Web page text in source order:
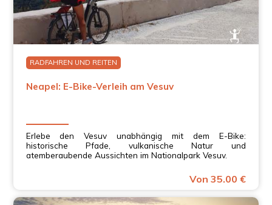
for a group of friends!
Dery C.
The e-bikes made the climb enjoyable and accessible,
allowing us to take in the scenery without too much
effort. Reaching the crater was the most exciting part,
with spectacular views. The staff were friendly and
RADFAHREN UND REITEN
Neapel: E-Bike-Verleih am Vesuv
Erlebe den Vesuv unabhängig mit dem E-Bike:
historische Pfade, vulkanische Natur und
atemberaubende Aussichten im Nationalpark Vesuv.
Von 35.00 €